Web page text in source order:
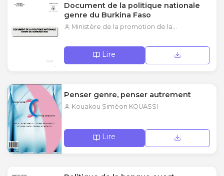
Document de la politique nationale
genre du Burkina Faso
Ministère de la promotion de la...
Lire
Penser genre, penser autrement
Kouakou Siméon KOUASSI
Lire